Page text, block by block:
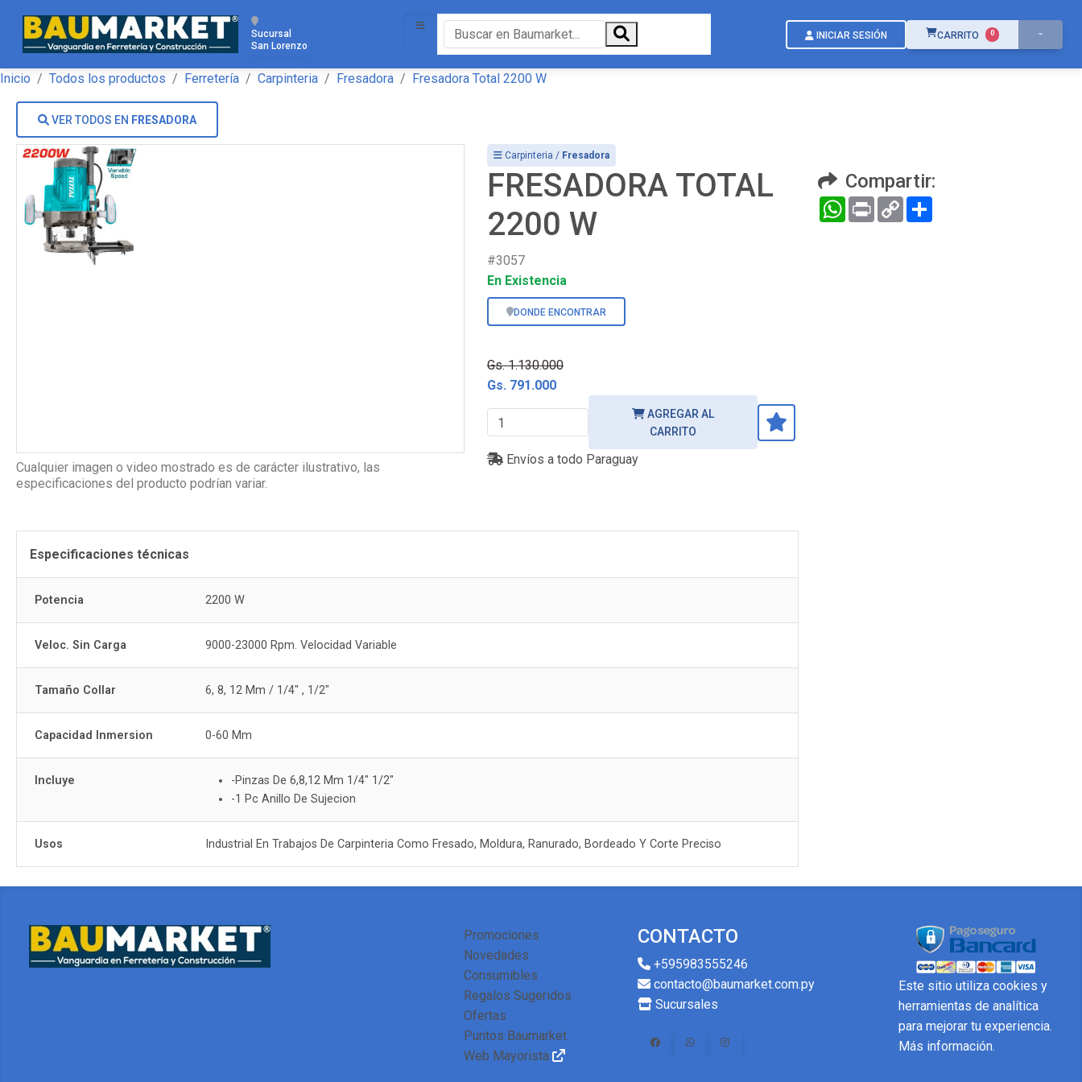
Sucursal
San Lorenzo
INICIAR SESIÓN CARRITO 0ÍTEMS EN EL CARRITO
Inicio Todos los productos Ferretería Carpinteria Fresadora Fresadora Total 2200 W
VER TODOS EN FRESADORA
Cualquier imagen o video mostrado es de carácter ilustrativo, las
especificaciones del producto podrían variar.
Carpinteria / Fresadora
FRESADORA TOTAL
2200 W
#3057
En Existencia
DONDE ENCONTRAR
Gs. 1.130.000
Gs. 791.000
AGREGAR AL
CARRITO
Envíos a todo Paraguay
Especificaciones técnicas
Potencia 2200 W
Veloc. Sin Carga 9000-23000 Rpm. Velocidad Variable
Tamaño Collar 6, 8, 12 Mm / 1/4" , 1/2"
Capacidad Inmersion 0-60 Mm
Incluye
-Pinzas De 6,8,12 Mm 1/4" 1/2"
-1 Pc Anillo De Sujecion
Usos Industrial En Trabajos De Carpinteria Como Fresado, Moldura, Ranurado, Bordeado Y Corte Preciso
Compartir:
WhatsApp
Print Copy
Link
Promociones
Novedades
Consumibles
Regalos Sugeridos
Ofertas
Puntos Baumarket
Web Mayorista
CONTACTO
+595983555246
contacto@baumarket.com.py
Sucursales
Este sitio utiliza cookies y
herramientas de analítica
para mejorar tu experiencia.
Más información.